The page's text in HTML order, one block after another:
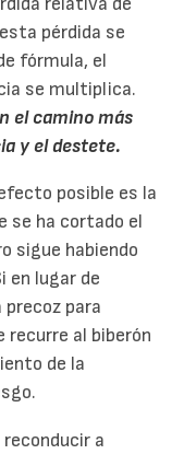
pérdida se
fórmula, el
se multiplica.
el camino más
y el destete.
posible es la
se ha cortado el
sigue habiendo
en lugar de
para
recurre al biberón
de la
a